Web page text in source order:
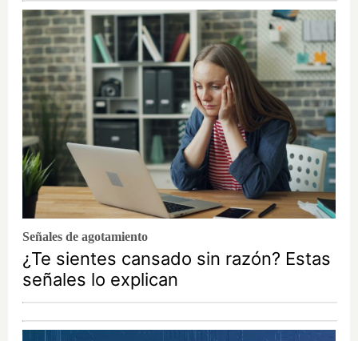
Señales de agotamiento
¿Te sientes cansado sin razón? Estas
señales lo explican